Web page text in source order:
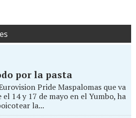
por la pasta
Pride Maspalomas que va
14 y 17 de mayo en el Yumbo, ha
la...